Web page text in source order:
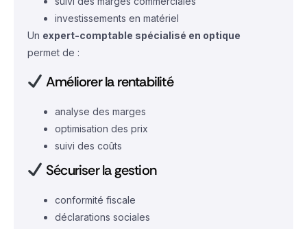
investissements en matériel
Un expert-comptable spécialisé en optique
permet de :
Améliorer la rentabilité
analyse des marges
optimisation des prix
suivi des coûts
Sécuriser la gestion
conformité fiscale
déclarations sociales